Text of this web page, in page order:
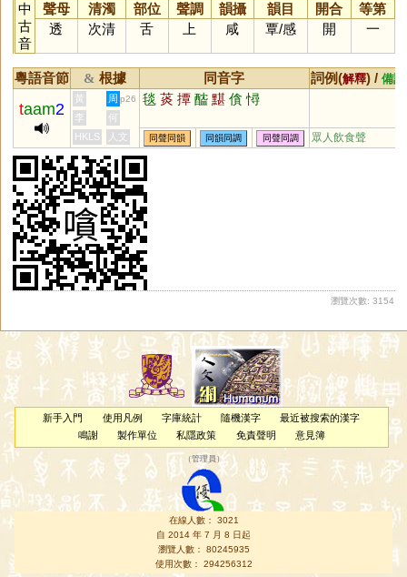
中
古
音
聲母 清濁 部位 聲調 韻攝 韻目 開合
等第
透
次清 舌 上 咸 覃/感 開 一
粵語音節 & 根據 同音字 詞例(解釋) / 備註
taam2
黃 周 p26 毯 菼 撢 醓 黮 僋 憳
李
何
HKLS
人文 同聲同韻 同韻同調 同聲同調 眾人飲食聲
瀏覽次數: 3154
新手入門 使用凡例 字庫統計 隨機漢字
最近被搜索的漢字
鳴謝
製作單位 私隱政策 免責聲明 意見簿
（管理員 ）
在線人數： 3021
自 2014 年 7 月 8 日起
瀏覽人數： 80245935
使用次數： 294256312